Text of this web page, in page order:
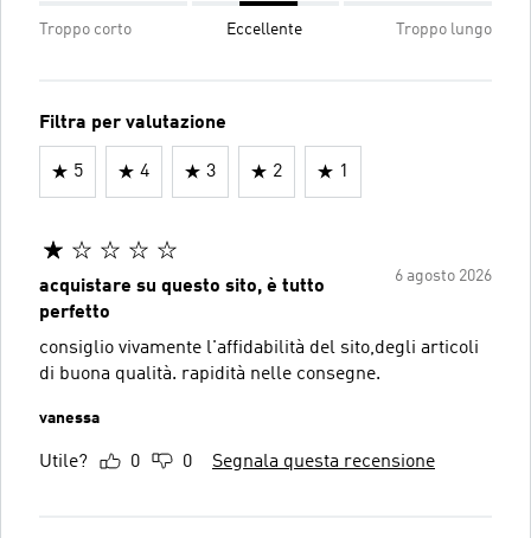
Troppo corto Eccellente Troppo lungo
Filtra per valutazione
5 4 3 2 1
6 agosto 2026
acquistare su questo sito, è tutto
perfetto
consiglio vivamente l'affidabilità del sito,degli articoli
di buona qualità. rapidità nelle consegne.
vanessa
Utile? 0 0 Segnala questa recensione